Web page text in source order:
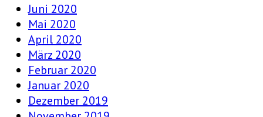
Juni 2020
Mai 2020
April 2020
März 2020
Februar 2020
Januar 2020
Dezember 2019